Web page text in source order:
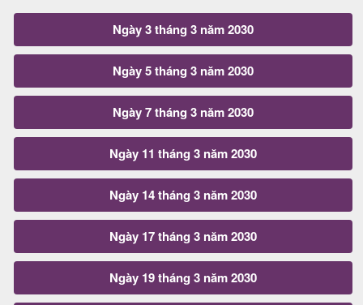
Ngày 3 tháng 3 năm 2030
Ngày 5 tháng 3 năm 2030
Ngày 7 tháng 3 năm 2030
Ngày 11 tháng 3 năm 2030
Ngày 14 tháng 3 năm 2030
Ngày 17 tháng 3 năm 2030
Ngày 19 tháng 3 năm 2030